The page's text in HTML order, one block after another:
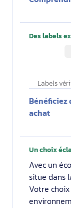
Des labels
Labels
Bénéficiez
achat
Un choix
Avec un
situe dans
Votre